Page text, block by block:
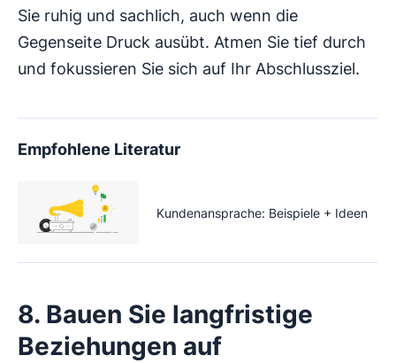
Sie ruhig und sachlich, auch wenn die
Gegenseite Druck ausübt. Atmen Sie tief durch
und fokussieren Sie sich auf Ihr Abschlussziel.
Empfohlene Literatur
Kundenansprache: Beispiele + Ideen
8. Bauen Sie langfristige
Beziehungen auf